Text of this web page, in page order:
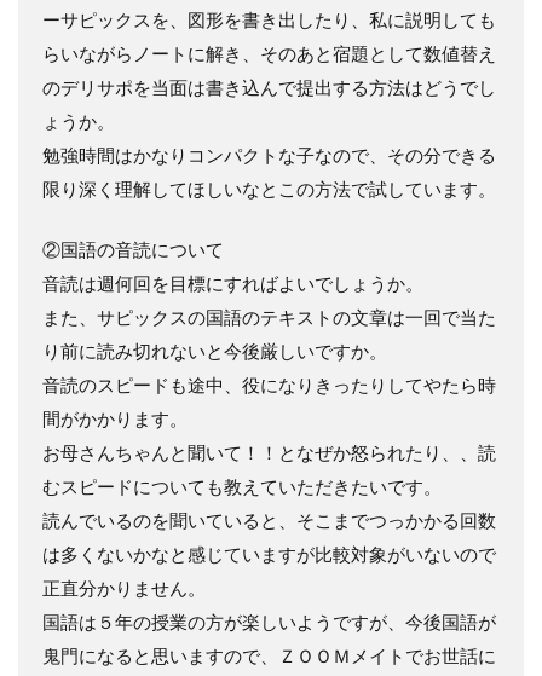
ーサピックスを、図形を書き出したり、私に説明しても
らいながらノートに解き、そのあと宿題として数値替え
のデリサポを当面は書き込んで提出する方法はどうでし
ょうか。
勉強時間はかなりコンパクトな子なので、その分できる
限り深く理解してほしいなとこの方法で試しています。
②国語の音読について
音読は週何回を目標にすればよいでしょうか。
また、サピックスの国語のテキストの文章は一回で当た
り前に読み切れないと今後厳しいですか。
音読のスピードも途中、役になりきったりしてやたら時
間がかかります。
お母さんちゃんと聞いて！！となぜか怒られたり、、読
むスピードについても教えていただきたいです。
読んでいるのを聞いていると、そこまでつっかかる回数
は多くないかなと感じていますが比較対象がいないので
正直分かりません。
国語は５年の授業の方が楽しいようですが、今後国語が
鬼門になると思いますので、ＺＯＯＭメイトでお世話に